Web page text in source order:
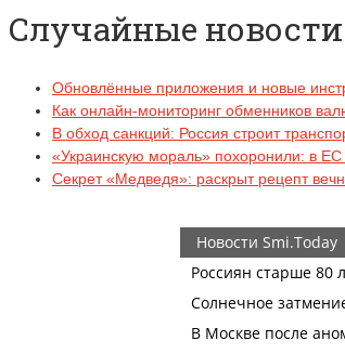
Случайные новости
Обновлённые приложения и новые
Как онлайн-мониторинг обменников
В обход санкций: Россия строит
«Украинскую мораль» похоронили: в ЕС
Секрет «Медведя»: раскрыт рецепт